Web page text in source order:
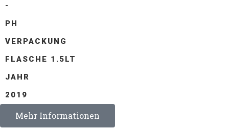
-
PH
VERPACKUNG
FLASCHE 1.5LT
JAHR
2019
Mehr Informationen